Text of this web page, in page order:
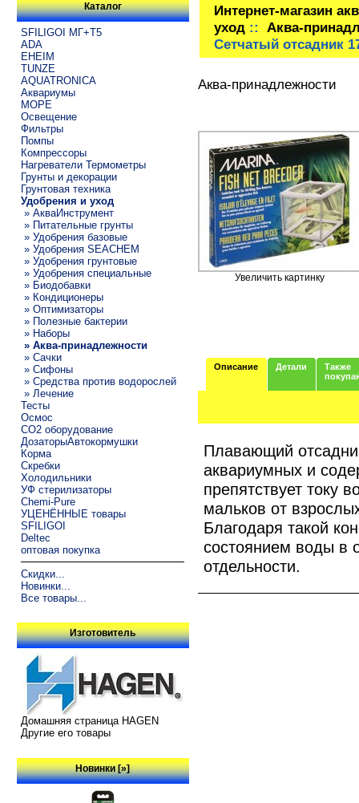
Каталог
SFILIGOI МГ+Т5
ADA
EHEIM
TUNZE
AQUATRONICA
Аквариумы
МОРЕ
Освещение
Фильтры
Помпы
Компрессоры
Нагреватели Термометры
Грунты и декорации
Грунтовая техника
Удобрения и уход
» АкваИнструмент
» Питательные грунты
» Удобрения базовые
» Удобрения SEACHEM
» Удобрения грунтовые
» Удобрения специальные
» Биодобавки
» Кондиционеры
» Оптимизаторы
» Полезные бактерии
» Наборы
» Аква-принадлежности
» Сачки
» Сифоны
» Средства против водорослей
» Лечение
Тесты
Осмос
CO2 оборудование
ДозаторыАвтокормушки
Корма
Скребки
Холодильники
УФ стерилизаторы
Chemi-Pure
УЦЕНЁННЫЕ товары
SFILIGOI
Deltec
оптовая покупка
Скидки...
Новинки...
Все товары...
Изготовитель
Домашняя страница HAGEN
Другие его товары
Новинки [»]
Интернет-магазин
уход:: Аква-
Сетчатый отсадник
Аква-принадлежности
Увеличить картинку
Описание Детали
Также
Плавающий
аквариумных и
препятствует току
мальков от
Благодаря такой
состоянием воды в
отдельности.